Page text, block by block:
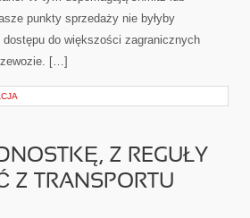
TAKŻE
PRZYRZĄDY
punkty sprzedaży nie byłyby
do większości zagranicznych
[…]
Z REGUŁY
Z TRANSPORTU